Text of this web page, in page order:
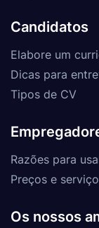
Candidatos
Elabore um
Dicas para
Tipos de CV
Razões para
Preços e
Os nossos